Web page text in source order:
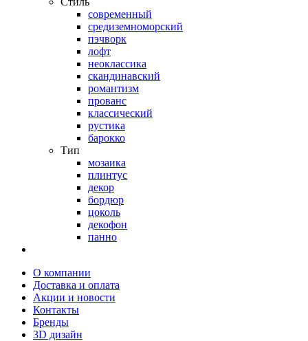
современный
средиземноморский
пэчворк
лофт
неоклассика
скандинавский
романтизм
прованс
классический
рустика
барокко
Тип
мозаика
плинтус
декор
бордюр
цоколь
декофон
панно
О компании
Доставка и оплата
Акции и новости
Контакты
Бренды
3D дизайн